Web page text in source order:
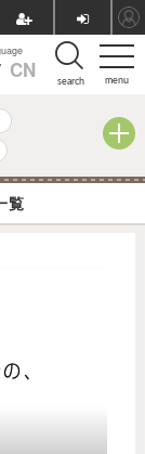
menu
CN search
受験
覧